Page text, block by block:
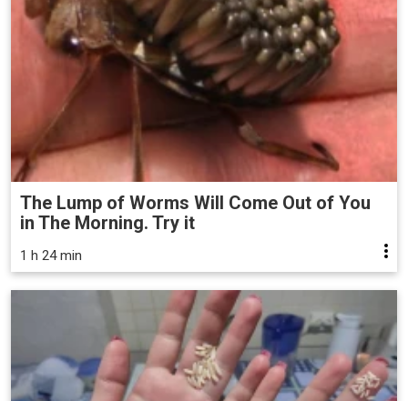
The Lump of Worms Will Come Out of You
in The Morning. Try it
1 h 24 min